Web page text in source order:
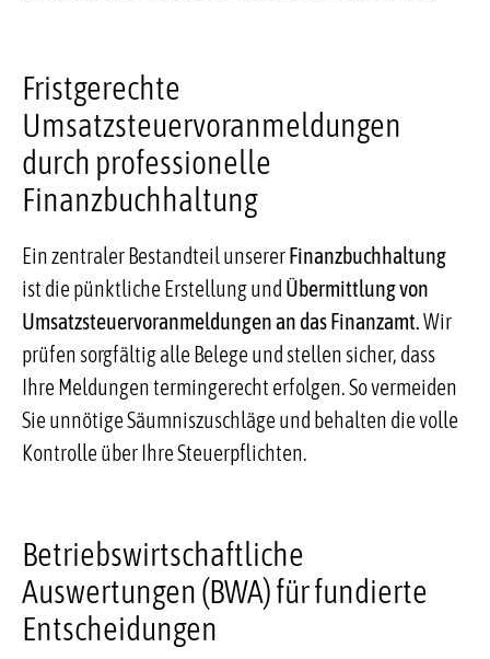
Fristgerechte
Umsatzsteuervoranmeldungen
durch professionelle
Finanzbuchhaltung
Ein zentraler Bestandteil unsererFinanzbuchhaltung
ist die pünktliche Erstellung und Übermittlung von
Umsatzsteuervoranmeldungen an das Finanzamt.Wir
prüfen sorgfältig alle Belege und stellen sicher, dass
Ihre Meldungen termingerecht erfolgen. So vermeiden
Sie unnötige Säumniszuschläge und behalten die volle
Kontrolle über Ihre Steuerpflichten.
Betriebswirtschaftliche
Auswertungen (BWA) für fundierte
Entscheidungen